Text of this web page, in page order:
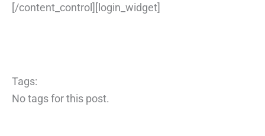
[/content_control][login_widget]
Tags:
No tags for this post.